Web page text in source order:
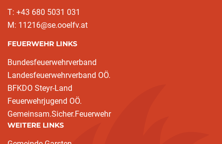
T: +43 680 5031 031
M: 11216@se.ooelfv.at
FEUERWEHR LINKS
Bundesfeuerwehrverband
Landesfeuerwehrverband OÖ.
BFKDO Steyr-Land
Feuerwehrjugend OÖ.
Gemeinsam.Sicher.Feuerwehr
WEITERE LINKS